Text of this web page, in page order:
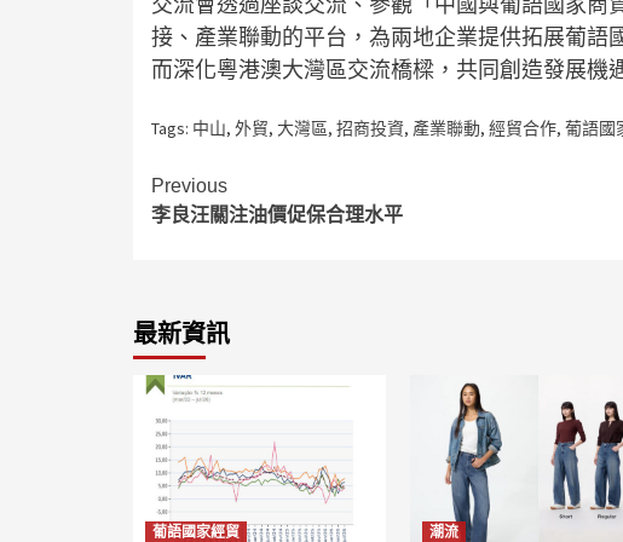
接、產業聯動的平台，為兩地企業提供拓展葡
而深化粵港澳大灣區交流橋樑，共同創造發展機
Tags: 中山, 外貿, 大灣區, 招商投資, 產業聯動, 經貿合作, 葡語國
Continue
Reading
Previous
李良汪關注油價促保合理水平
最新資訊
葡語國家經貿 潮流